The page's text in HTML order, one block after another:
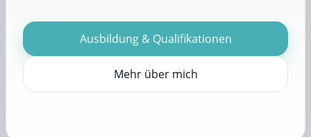
Ausbildung & Qualifikationen
Mehr über mich